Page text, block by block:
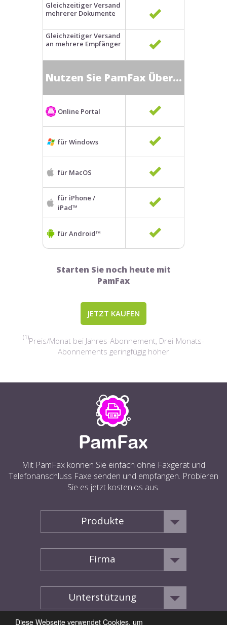
Diese Webseite verwendet Cookies, um
Nutzen Sie PamFax Über…
Gleichzeitiger Versand
mehrerer Dokumente
Gleichzeitiger Versand
an mehrere Empfänger
Online Portal
für Windows
für MacOS
für iPhone /
iPad™
für Android™
Starten Sie noch heute mit
PamFax
JETZT KAUFEN
(1)Preis/Monat bei Jahres-Abonnement, Drei-Monats-
Abonnements geringfügig höher
Mit PamFax können Sie einfach ohne Faxgerät und
Telefonanschluss Faxe senden und empfangen. Probieren
Sie es jetzt kostenlos aus.
Produkte
Firma
Unterstützung